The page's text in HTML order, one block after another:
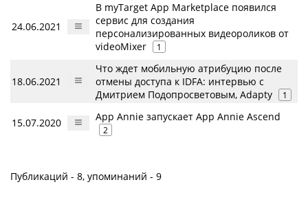
24.06.2021
В myTarget App Marketplace появился
сервис для создания
персонализированных видеороликов от
videoMixer
1
18.06.2021
Что ждет мобильную атрибуцию после
отмены доступа к IDFA: интервью с
Дмитрием Подопросветовым, Adapty
1
15.07.2020 App Annie запускает App Annie Ascend
2
Публикаций - 8, упоминаний - 9